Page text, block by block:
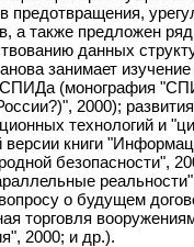
предотвращения,
а также предложен
данных
занимает
СПИДа (монография
2000);
технологий и
версии книги
безопасности",
о будущем
торговля
2000; и др.).